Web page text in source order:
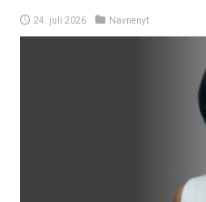
24. juli 2026 Navnenyt